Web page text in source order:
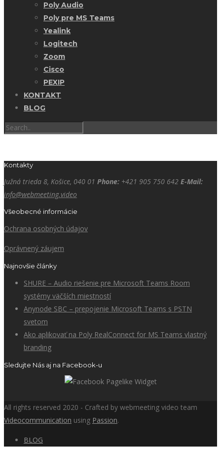
Poly Audio
Poly pre MS Teams
Yealink
Logitech
Zoom
Cisco
PEXIP
KONTAKT
BLOG
Kontakty
Južná trieda 8, Košice, 040 01 Phone: +421 905 750 642 E-Mail:
info@webmeeting.video
Všeobecné informácie
Ochrana osobných údajov
Oprávnený záujem
Najnovšie články
SHURE – Audio riešenie pre Microsoft Teams Room
systémy väčších miestností
Anynode SBC – prepojenie Microsoft Teams s PSTN
svetom
Ako aplikovať na Poly RealConnect for MS Teams vlastný
branding
Sledujte Nás aj na Facebook-u
All rights reserved 2020 - Crafted by webmeeting video team
Videocommunication using Passion.
BLOG